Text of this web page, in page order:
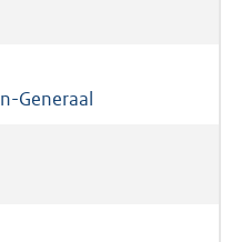
Generaal